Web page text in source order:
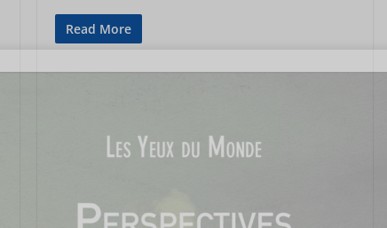
Read More